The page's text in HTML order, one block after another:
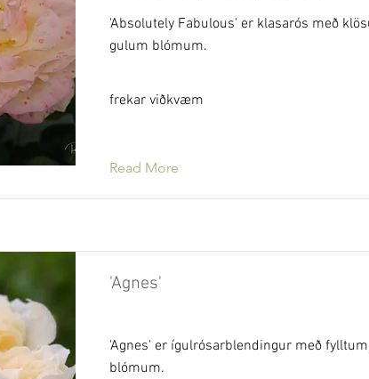
'Absolutely Fabulous' er klasarós með
gulum blómum.
frekar viðkvæm
Read More
'Agnes'
'Agnes' er ígulrósarblendingur með
blómum.